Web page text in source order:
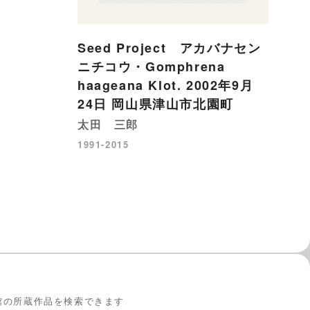
Seed Project アカバナセン
ニチコウ・Gomphrena
haageana Klot. 2002年9月
24日 岡山県津山市北園町
太田 三郎
1991-2015
所蔵作品を検索できます